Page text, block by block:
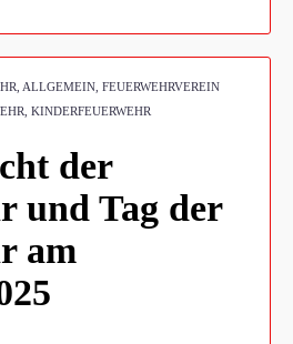
ALLGEMEIN FEUERWEHRVEREIN
KINDERFEUERWEHR
der
und Tag der
am